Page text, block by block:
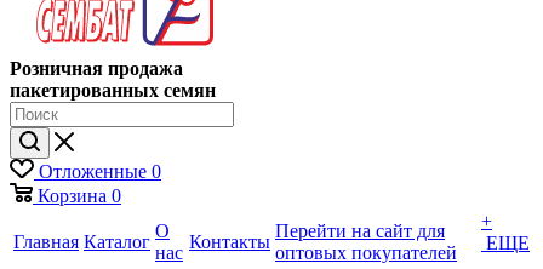
Розничная продажа
пакетированных семян
Отложенные 0
Корзина 0
Главная Каталог
О
нас
Контакты
Перейти на сайт для
оптовых покупателей
+
ЕЩЕ